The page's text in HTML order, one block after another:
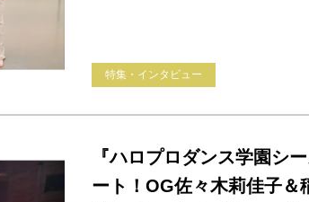
特集・インタビュー
『ハロプロダンス学園シ
ート！OG佐々木莉佳子＆